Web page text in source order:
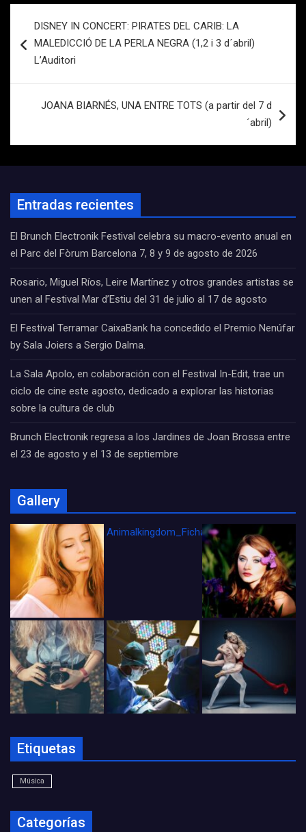
de
entradas
DISNEY IN CONCERT: PIRATES DEL CARIB: LA
MALEDICCIÓ DE LA PERLA NEGRA (1,2 i 3 d´abril)
L’Auditori
JOANA BIARNÉS, UNA ENTRE TOTS (a partir del 7 d
´abril)
Entradas recientes
El Brunch Electronik Festival celebra su macro-evento anual en
el Parc del Fòrum Barcelona 7, 8 y 9 de agosto de 2026
Rosario, Miguel Ríos, Leire Martínez y otros grandes artistas se
unen al Festival Mar d’Estiu del 31 de julio al 17 de agosto
El Festival Terramar CaixaBank ha concedido el Premio Nenúfar
by Sala Joiers a Sergio Dalma.
La Sala Apolo, en colaboración con el Festival In-Edit, trae un
ciclo de cine este agosto, dedicado a explorar las historias
sobre la cultura de club
Brunch Electronik regresa a los Jardines de Joan Brossa entre
el 23 de agosto y el 13 de septiembre
Gallery
Animalkingdom_FichaCine
Etiquetas
Música
Categorías